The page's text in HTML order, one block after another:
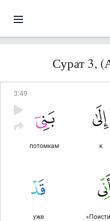
Сурат 3,
3:49
к
потомкам
уже